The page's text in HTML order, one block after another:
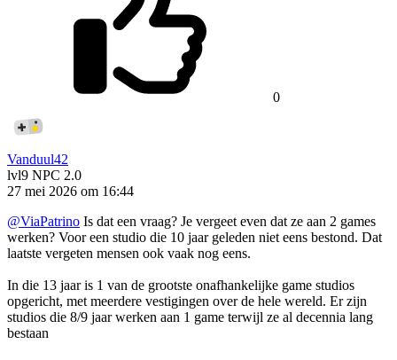
0
Vanduul42
lvl9 NPC 2.0
27 mei 2026 om 16:44
@ViaPatrino Is dat een vraag? Je vergeet even dat ze aan 2 games
werken? Voor een studio die 10 jaar geleden niet eens bestond. Dat
laatste vergeten mensen ook vaak nog eens.
In die 13 jaar is 1 van de grootste onafhankelijke game studios
opgericht, met meerdere vestigingen over de hele wereld. Er zijn
studios die 8/9 jaar werken aan 1 game terwijl ze al decennia lang
bestaan